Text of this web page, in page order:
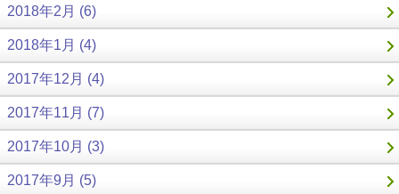
2018年2月 (6)
2018年1月 (4)
2017年12月 (4)
2017年11月 (7)
2017年10月 (3)
2017年9月 (5)